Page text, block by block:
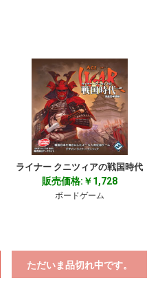
ライナー クニツィアの戦国時代
販売価格:￥1,728
ボードゲーム
ただいま品切れ中です。